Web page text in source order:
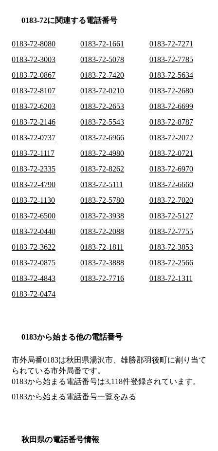
0183-72に関連する電話番号
0183-72-8080 0183-72-1661
0183-72-7271
0183-72-3003
0183-72-5078
0183-72-7785
0183-72-0867
0183-72-7420
0183-72-5634
0183-72-8107
0183-72-0210
0183-72-2680
0183-72-6203
0183-72-2653
0183-72-6699
0183-72-2146
0183-72-5543
0183-72-8787
0183-72-0737
0183-72-6966
0183-72-2072
0183-72-1117
0183-72-4980
0183-72-0721
0183-72-2335
0183-72-8262
0183-72-6970
0183-72-4790
0183-72-5111
0183-72-6660
0183-72-1130
0183-72-5780
0183-72-7020
0183-72-6500
0183-72-3938
0183-72-5127
0183-72-0440
0183-72-2088
0183-72-7755
0183-72-3622
0183-72-1811
0183-72-3853
0183-72-0875
0183-72-3888
0183-72-2566
0183-72-4843
0183-72-7716
0183-72-1311
0183-72-0474
0183から始まる他の電話番号
市外局番0183は秋田県湯沢市、雄勝郡羽後町に割り当て
られている市外局番です。
0183から始まる電話番号は3,118件登録されています。
0183から始まる電話番号一覧をみる
秋田県の電話番号情報